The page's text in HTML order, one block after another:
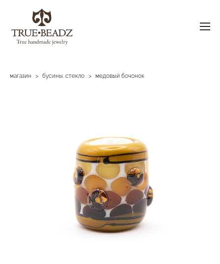
магазин > бусины. стекло > медовый бочонок